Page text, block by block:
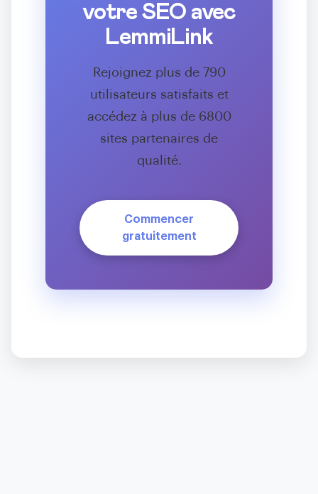
votre SEO avec
LemmiLink
Rejoignez plus de 790
utilisateurs satisfaits et
accédez à plus de 6800
sites partenaires de
qualité.
Commencer
gratuitement